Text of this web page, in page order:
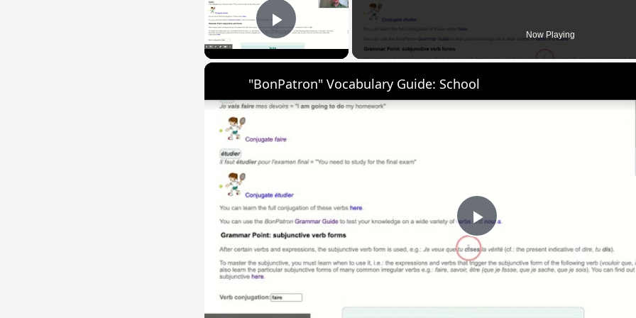
Play Video Now Playing
Play
Video
"BonPatron" Vocabulary Guide: School